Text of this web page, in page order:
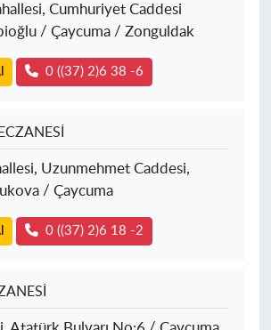
Cumhuriyet Caddesi
/ Çaycuma / Zonguldak
0 ((37) 2)6 38 -6
Uzunmehmet Caddesi,
/ Çaycuma
0 ((37) 2)6 18 -2